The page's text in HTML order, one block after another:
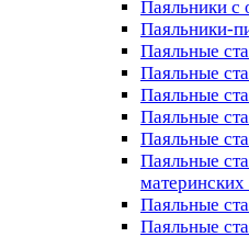
Паяльники с
Паяльники-
Паяльные
Паяльные
Паяльные
Паяльные
Паяльные
Паяльные
материнских
Паяльные
Паяльные